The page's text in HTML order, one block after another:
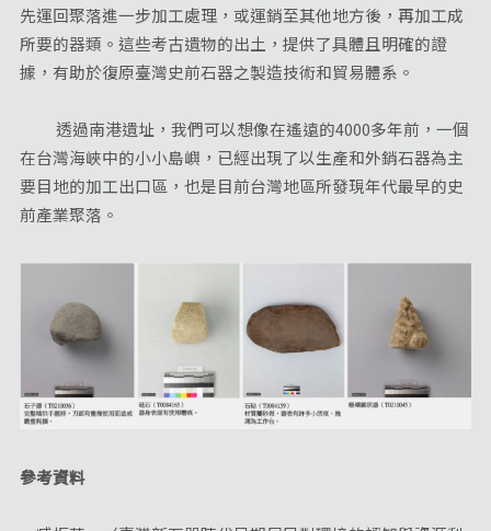
先運回聚落進一步加工處理，或運銷至其他地方後，再加工成
所要的器類。這些考古遺物的出土，提供了具體且明確的證
據，有助於復原臺灣史前石器之製造技術和貿易體系。
透過南港遺址，我們可以想像在遙遠的4000多年前，一個
在台灣海峽中的小小島嶼，已經出現了以生產和外銷石器為主
要目地的加工出口區，也是目前台灣地區所發現年代最早的史
前產業聚落。
參考資料